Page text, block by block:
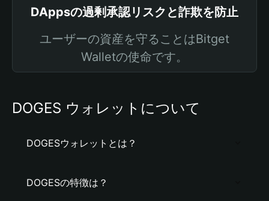
DAppsの過剰承認リスクと詐欺を防止
ユーザーの資産を守ることはBitget
Walletの使命です。
DOGES ウォレットについて
DOGESウォレットとは？
DOGESの特徴は？